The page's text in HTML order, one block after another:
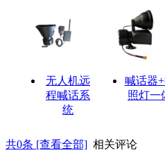
无人机远
程喊话系
统
喊话器
照灯一
共0条 [查看全部] 相关评论